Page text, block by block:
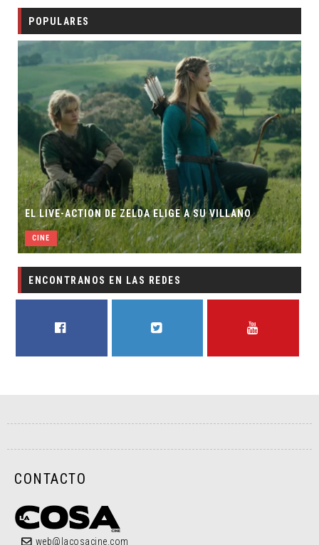
POPULARES
EL LIVE-ACTION DE ZELDA ELIGE A SU VILLANO
CINE
ENCONTRANOS EN LAS REDES
CONTACTO
web@lacosacine.com